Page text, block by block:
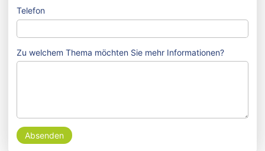
Telefon
Zu welchem Thema möchten Sie mehr Informationen?
Absenden